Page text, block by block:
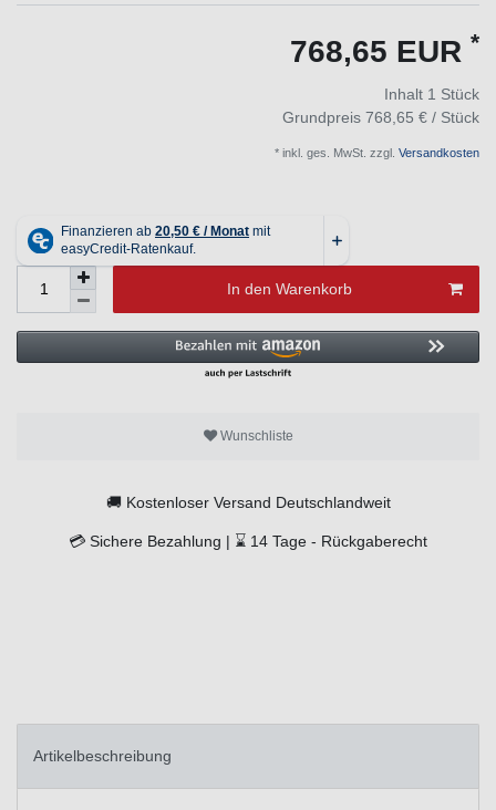
768,65 EUR *
Inhalt 1 Stück
Grundpreis 768,65 € / Stück
* inkl. ges. MwSt. zzgl. Versandkosten
In den Warenkorb
Wunschliste
🚚 Kostenloser Versand Deutschlandweit
💳 Sichere Bezahlung | ⌛ 14 Tage - Rückgaberecht
Artikelbeschreibung